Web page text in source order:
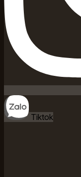
Tiktok